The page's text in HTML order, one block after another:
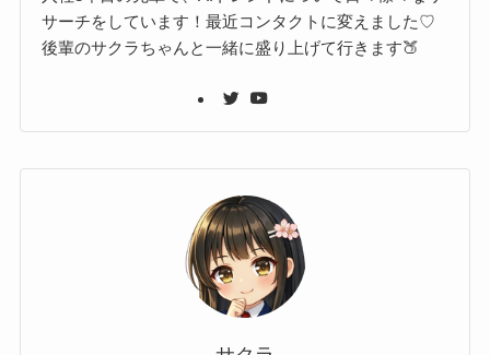
サーチをしています！最近コンタクトに変えました♡
後輩のサクラちゃんと一緒に盛り上げて行きます🍑